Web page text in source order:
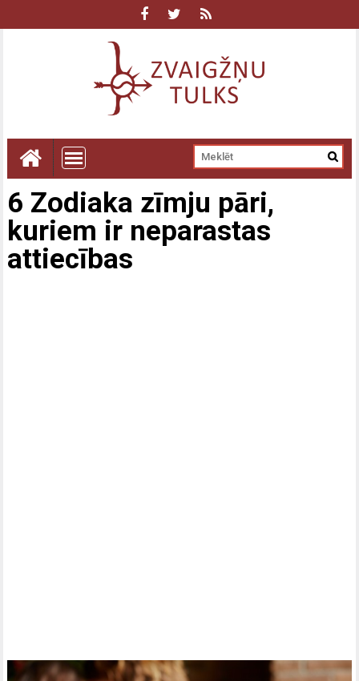
6 Zodiaka zīmju pāri,
kuriem ir neparastas
attiecības